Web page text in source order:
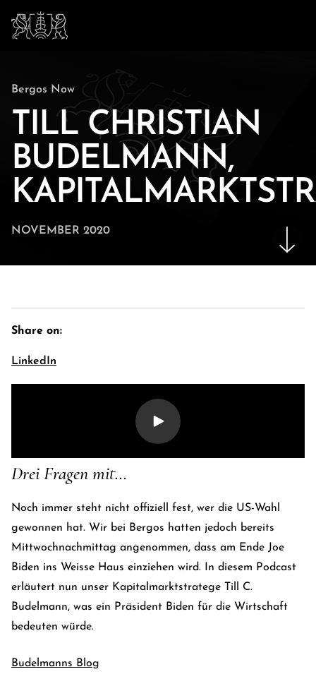
E-Banking Log-In
Kontakt
Bergos Now
TILL CHRISTIAN
BUDELMANN,
NOVEMBER 2020
Drei Fragen mit…
Noch immer steht nicht offiziell fest, wer die US-Wahl
gewonnen hat. Wir bei Bergos hatten jedoch bereits
Mittwochnachmittag angenommen, dass am Ende Joe
Biden ins Weisse Haus einziehen wird. In diesem Podcast
erläutert nun unser Kapitalmarktstratege Till C.
Budelmann, was ein Präsident Biden für die Wirtschaft
bedeuten würde.
Budelmanns Blog
Share on:
LinkedIn